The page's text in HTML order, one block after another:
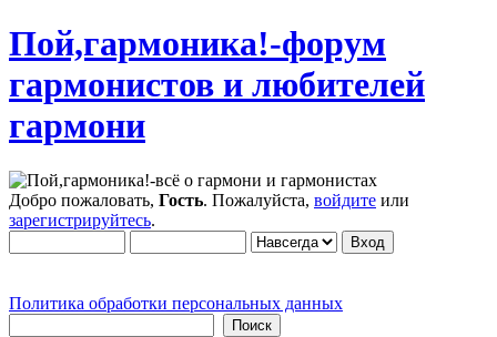
Пой,гармоника!-форум
гармонистов и любителей
гармони
Добро пожаловать, Гость. Пожалуйста, войдите или
зарегистрируйтесь.
Политика обработки персональных данных